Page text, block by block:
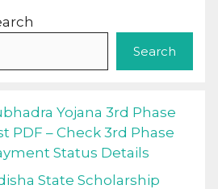
Search
Yojana 3rd Phase
PDF – Check 3rd Phase
Status Details
State Scholarship